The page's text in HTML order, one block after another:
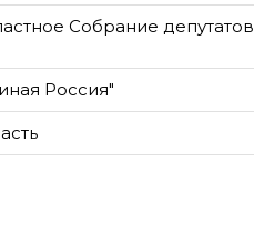
Собрание депутатов
Россия"